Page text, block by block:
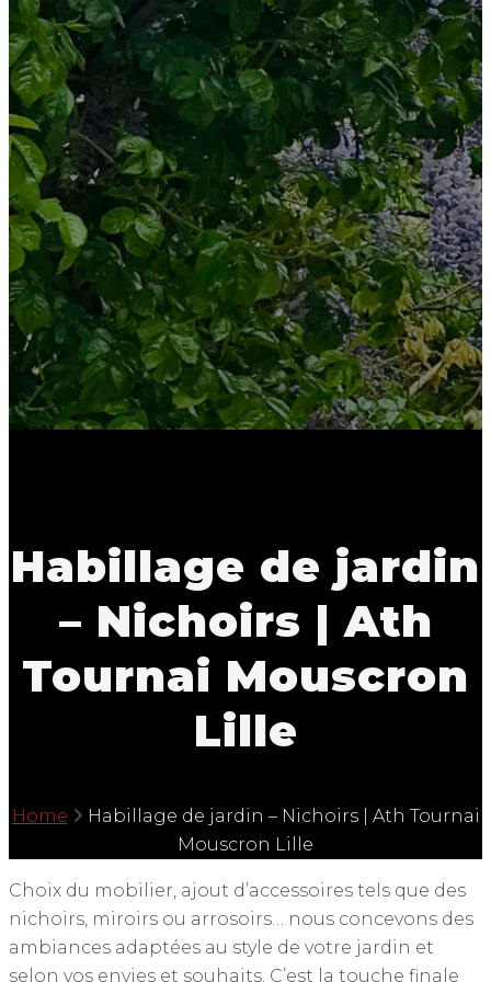
Habillage de jardin
– Nichoirs | Ath
Tournai Mouscron
Lille
Home
Habillage de jardin – Nichoirs | Ath Tournai
Mouscron Lille
Choix du mobilier, ajout d’accessoires tels que des
nichoirs, miroirs ou arrosoirs… nous concevons des
ambiances adaptées au style de votre jardin et
selon vos envies et souhaits. C’est la touche finale